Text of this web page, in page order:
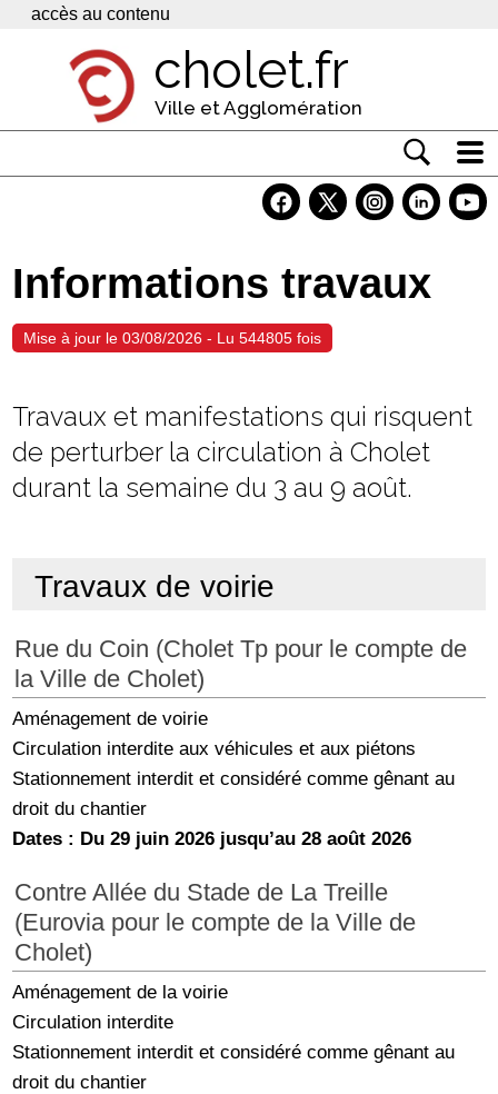
Panneau de gestion des cookies
accès au contenu
cholet.fr
Ville et Agglomération
Economie
Services
Informations travaux
Mise à jour le 03/08/2026 - Lu 544805 fois
Travaux et manifestations qui risquent
de perturber la circulation à Cholet
durant la semaine du 3 au 9 août.
Travaux de voirie
Rue du Coin (Cholet Tp pour le compte de
la Ville de Cholet)
Aménagement de voirie
Circulation interdite aux véhicules et aux piétons
Stationnement interdit et considéré comme gênant au
droit du chantier
Dates : Du 29 juin 2026 jusqu’au 28 août 2026
Contre Allée du Stade de La Treille
(Eurovia pour le compte de la Ville de
Cholet)
Aménagement de la voirie
Circulation interdite
Stationnement interdit et considéré comme gênant au
droit du chantier